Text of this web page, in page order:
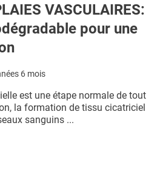
VASCULAIRES:
pour une
6 mois
est une étape normale de tout
la formation de tissu cicatriciel
sanguins ...